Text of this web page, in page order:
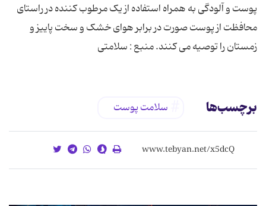
پوست و آلودگی به همراه استفاده از یک مرطوب کننده در راستای
محافظت از پوست صورت در برابر هوای خشک و سخت پاییز و
زمستان را توصیه می کنند. منبع : سلامتی
برچسب‌ها سلامت پوست